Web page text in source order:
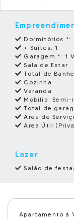
Dormitórios *:
+ Suítes: 1
Garagem *: 1
Sala de Estar
Total de
Cozinha
Varanda
Mobilia:Semi-
Total de
Área de
Área Útil
Lazer
Salão de
Apartamento à